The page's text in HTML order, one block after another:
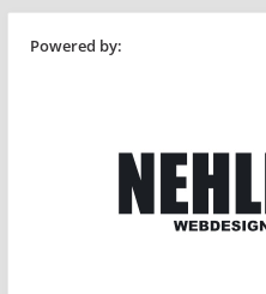
Powered by: